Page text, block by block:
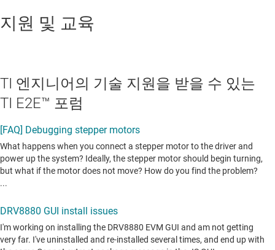
지원 및 교육
TI 엔지니어의 기술 지원을 받을 수 있는
TI E2E™ 포럼